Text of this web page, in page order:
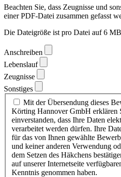
Beachten Sie, dass Zeugnisse und
einer PDF-Datei zusammen gefasst
Die Dateigröße ist pro Datei auf 6
Anschreiben
Lebenslauf
Zeugnisse
Sonstiges
Mit der Übersendung dieses
Körting Hannover GmbH erklären
einverstanden, dass Ihre Daten
verarbeitet werden dürfen. Ihre
für das von Ihnen gewählte
und keiner anderen Verwendung
dem Setzen des Häkchens
auf unserer Internetseite
Kenntnis genommen haben.